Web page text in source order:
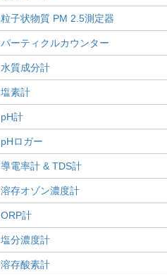
粒子状物質 PM 2.5測定器
パーティクルカウンター
水質成分計
塩素計
pH計
pHロガー
導電率計 & TDS計
溶存オゾン濃度計
ORP計
塩分濃度計
溶存酸素計